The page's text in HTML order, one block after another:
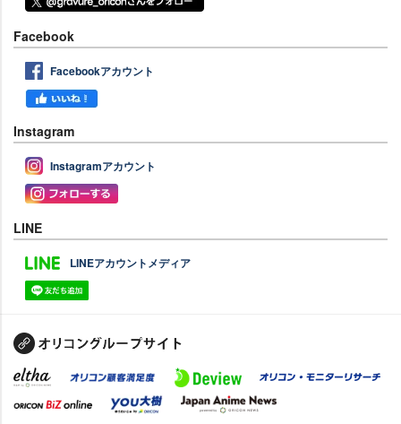
Facebook
Facebookアカウント
Instagram
Instagramアカウント
LINE
LINEアカウントメディア